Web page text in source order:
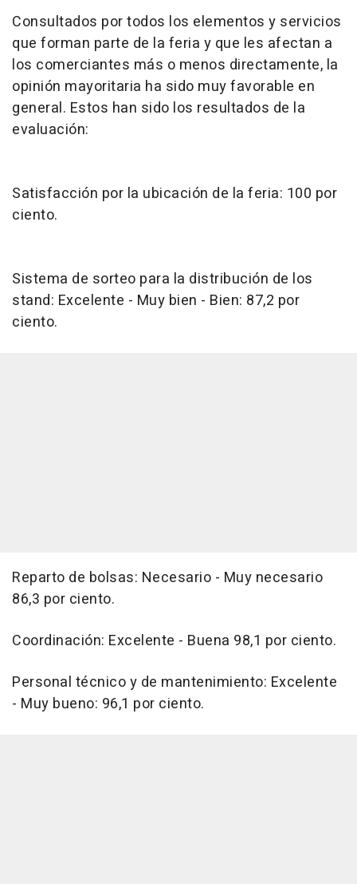
Consultados por todos los elementos y servicios
que forman parte de la feria y que les afectan a
los comerciantes más o menos directamente, la
opinión mayoritaria ha sido muy favorable en
general. Estos han sido los resultados de la
evaluación:
Satisfacción por la ubicación de la feria: 100 por
ciento.
Sistema de sorteo para la distribución de los
stand: Excelente - Muy bien - Bien: 87,2 por
ciento.
Reparto de bolsas: Necesario - Muy necesario
86,3 por ciento.
Coordinación: Excelente - Buena 98,1 por ciento.
Personal técnico y de mantenimiento: Excelente
- Muy bueno: 96,1 por ciento.